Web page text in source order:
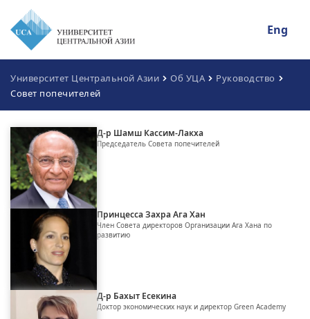
Eng
Университет Центральной Азии Об УЦА
Руководство
Совет попечителей
Д-р Шамш Кассим-Лакха
Председатель Совета попечителей
Принцесса Захра Ага Хан
Член Совета директоров Организации Ага Хана по
развитию
Д-р Бахыт Есекина
Доктор экономических наук и директор Green Academy